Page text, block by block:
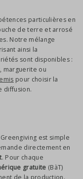
particulières en
de terre et arrosé
Notre mélange
ainsi la
sont disponibles :
marguerite ou
pour choisir la
diffusion.
est simple
directement en
. Pour chaque
gratuite (BàT)